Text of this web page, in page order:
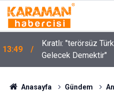
13:49
Kıratlı: "terörsüz
Gelecek Demektir"
Anasayfa Gündem